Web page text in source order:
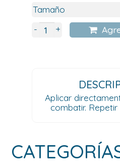
- +
Aplicar
combatir.